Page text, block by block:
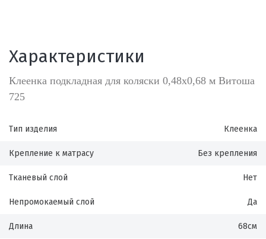
Характеристики
Клеенка подкладная для коляски 0,48х0,68 м Витоша
725
Тип изделия Клеенка
Крепление к матрасу Без крепления
Тканевый слой Нет
Непромокаемый слой Да
Длина 68см